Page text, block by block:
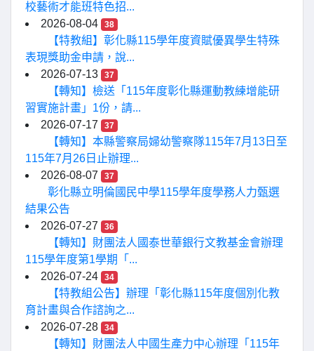
校藝術才能班特色招...
2026-08-04
38
【特教組】彰化縣115學年度資賦優異學生特殊
表現獎助金申請，說...
2026-07-13
37
【轉知】檢送「115年度彰化縣運動教練增能研
習實施計畫」1份，請...
2026-07-17
37
【轉知】本縣警察局婦幼警察隊115年7月13日至
115年7月26日止辦理...
2026-08-07
37
彰化縣立明倫國民中學115學年度學務人力甄選
結果公告
2026-07-27
36
【轉知】財團法人國泰世華銀行文教基金會辦理
115學年度第1學期「...
2026-07-24
34
【特教組公告】辦理「彰化縣115年度個別化教
育計畫與合作諮詢之...
2026-07-28
34
【轉知】財團法人中國生產力中心辦理「115年